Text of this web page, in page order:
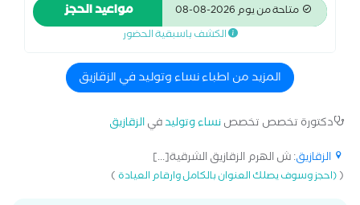
متاحة من يوم 2026-08-08 مواعيد الحجز
الكشف باسبقية الحضور
المزيد من اطباء نساء وتوليد في الزقازيق
دكتورة تخصص تخصصنساء وتوليدفيالزقازيق
الزقازيق: ش الهرم الزقازيق الشرقية[...]
((احجز وسوف يصلك العنوان بالكامل وارقام العيادة)